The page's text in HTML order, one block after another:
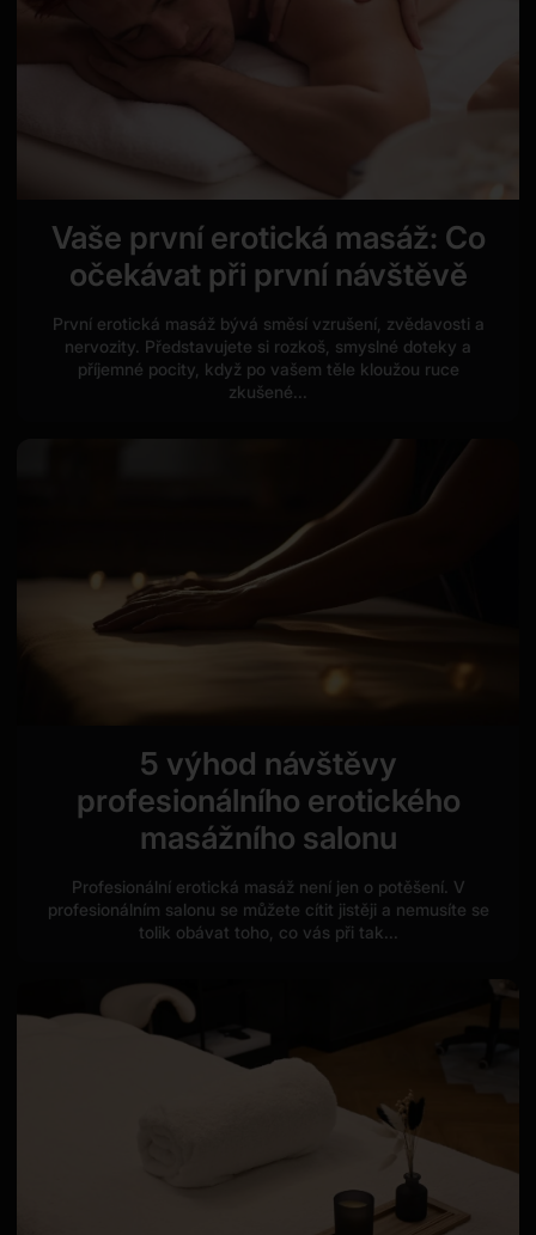
Vaše první erotická masáž: Co
očekávat při první návštěvě
První erotická masáž bývá směsí vzrušení, zvědavosti a
nervozity. Představujete si rozkoš, smyslné doteky a
příjemné pocity, když po vašem těle kloužou ruce
zkušené...
5 výhod návštěvy
profesionálního erotického
masážního salonu
Profesionální erotická masáž není jen o potěšení. V
profesionálním salonu se můžete cítit jistěji a nemusíte se
tolik obávat toho, co vás při tak...